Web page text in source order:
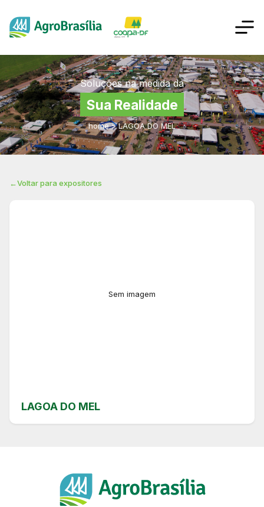
Soluções na medida da
Sua Realidade
home > LAGOA DO MEL
←Voltar para expositores
Sem imagem
LAGOA DO MEL